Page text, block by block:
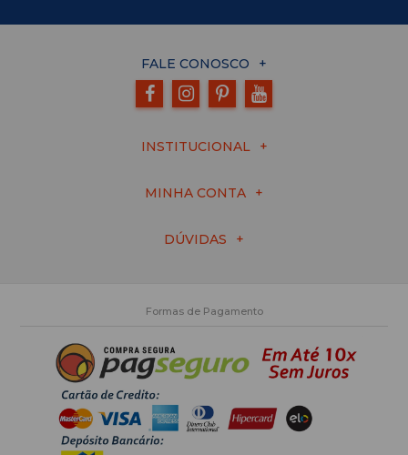
FALE CONOSCO
INSTITUCIONAL
MINHA CONTA
DÚVIDAS
Formas de Pagamento